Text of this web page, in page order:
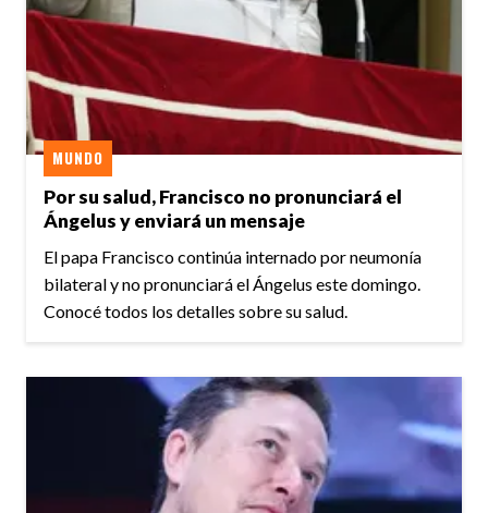
Por su salud, Francisco no pronunciará el
Ángelus y enviará un mensaje
MUNDO
El papa Francisco continúa internado por neumonía
bilateral y no pronunciará el Ángelus este domingo.
Conocé todos los detalles sobre su salud.